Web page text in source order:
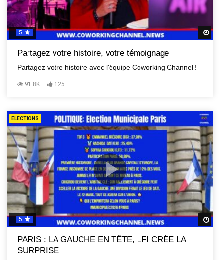
5
Partagez votre histoire, votre témoignage
Partagez votre histoire avec l'équipe Coworking Channel !
91.8K 125
ELECTIONS
5
PARIS : LA GAUCHE EN TÊTE, LFI CRÉE LA
SURPRISE